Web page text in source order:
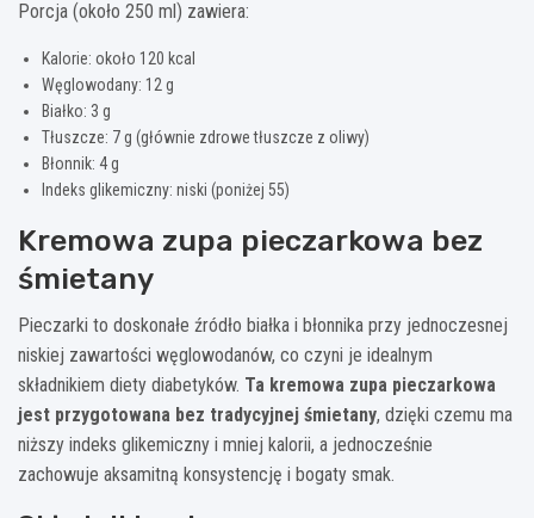
Porcja (około 250 ml) zawiera:
Kalorie: około 120 kcal
Węglowodany: 12 g
Białko: 3 g
Tłuszcze: 7 g (głównie zdrowe tłuszcze z oliwy)
Błonnik: 4 g
Indeks glikemiczny: niski (poniżej 55)
Kremowa zupa pieczarkowa bez
śmietany
Pieczarki to doskonałe źródło białka i błonnika przy jednoczesnej
niskiej zawartości węglowodanów, co czyni je idealnym
składnikiem diety diabetyków. Ta kremowa zupa pieczarkowa
jest przygotowana bez tradycyjnej śmietany, dzięki czemu ma
niższy indeks glikemiczny i mniej kalorii, a jednocześnie
zachowuje aksamitną konsystencję i bogaty smak.